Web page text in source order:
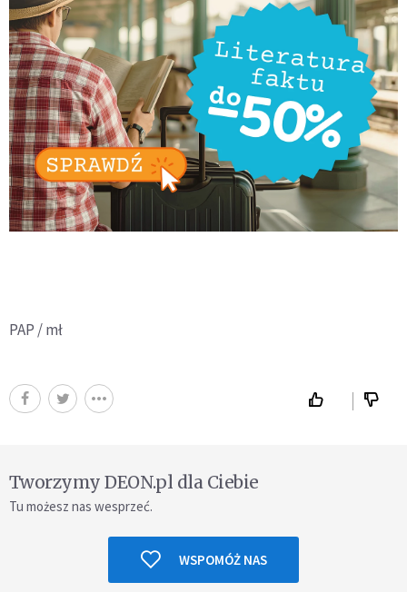
PAP / mł
Tworzymy DEON.pl dla Ciebie
Tu możesz nas wesprzeć.
WSPOMÓŻ NAS